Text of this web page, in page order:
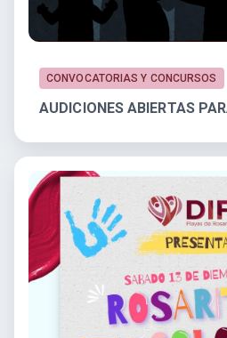
CONVOCATORIAS Y CONCURSOS